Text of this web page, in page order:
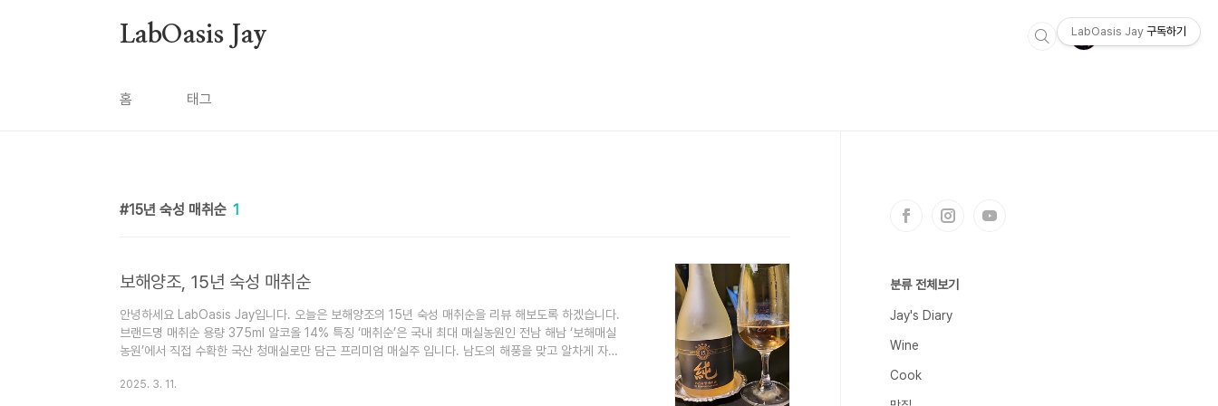
LabOasis Jay
홈 태그
15년 숙성 매취순 1
보해양조, 15년 숙성 매취순
안녕하세요 LabOasis Jay입니다. 오늘은 보해양조의 15년 숙성 매취순을 리뷰 해보도록 하겠습니다.
브랜드명 매취순 용량 375ml 알코올 14% 특징 ‘매취순’은 국내 최대 매실농원인 전남 해남 ‘보해매실
농원’에서 직접 수확한 국산 청매실로만 담근 프리미엄 매실주 입니다. 남도의 해풍을 맞고 알차게 자
간을 거쳐 탄생합니다. 또한 더욱 깊은 맛을 원하는 소비자를 위해 10년·12년·15년 숙성 매취순을 선보
2025. 3. 11.
분류 전체보기
Jay's Diary
Wine
Cook
LabOasis Jay 구독하기